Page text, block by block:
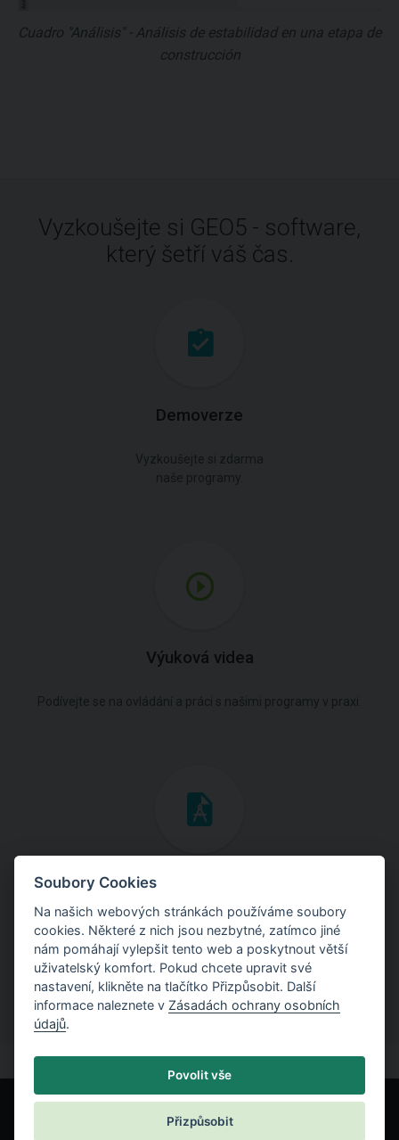
Cuadro "Análisis" - Análisis de estabilidad en una etapa de
construcción
Vyzkoušejte si GEO5 - software,
který šetří váš čas.
Demoverze
Výuková videa
Inženýrské manuály
Stáhněte si manuály s teoretickými i praktickými ukázkami
použití programů.
Soubory Cookies
Na našich webových stránkách používáme soubory
cookies. Některé z nich jsou nezbytné, zatímco jiné
nám pomáhají vylepšit tento web a poskytnout větší
uživatelský komfort. Pokud chcete upravit své
nastavení, klikněte na tlačítko Přizpůsobit. Další
informace naleznete v Zásadách ochrany osobních
údajů.
Povolit vše
Přizpůsobit